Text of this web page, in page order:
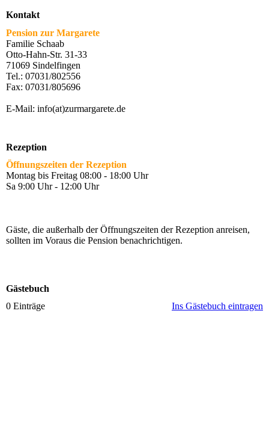
Kontakt
Pension zur Margarete
Familie Schaab
Otto-Hahn-Str. 31-33
71069 Sindelfingen
Tel.: 07031/802556
Fax: 07031/805696
E-Mail: info(at)zurmargarete.de
Rezeption
Öffnungszeiten der Rezeption
Montag bis Freitag 08:00 - 18:00 Uhr
Sa 9:00 Uhr - 12:00 Uhr
Gäste, die außerhalb der Öffnungszeiten der Rezeption anreisen,
sollten im Voraus die Pension benachrichtigen.
Gästebuch
0 Einträge
Ins Gästebuch eintragen